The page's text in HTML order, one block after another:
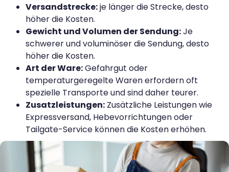
Versandstrecke:je länger die Strecke, desto
höher die Kosten.
Gewicht und Volumen der Sendung:Je
schwerer und voluminöser die Sendung, desto
höher die Kosten.
Art der Ware:Gefahrgut oder
temperaturgeregelte Waren erfordern oft
spezielle Transporte und sind daher teurer.
Zusatzleistungen: Zusätzliche Leistungen wie
Expressversand, Hebevorrichtungen oder
Tailgate-Service können die Kosten erhöhen.